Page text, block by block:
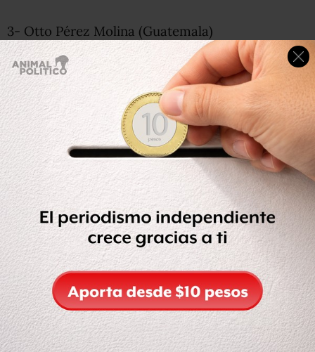
3- Otto Pérez Molina (Guatemala)
AFP
Pérez Molina yagirizwa ubunyonyozi mu gisata c’amakori
Yabaye Prezida wa Guatemala mu kwezi kwa Mbere mu
2012, inyuma y’imyaka itatu ategekwa gutanga imihoho
inyuma yaho inama nshingamateka na nkenguzamateka
zimwakiye ubudahangagwa, umushingwamanza
agategeka ko afatwa.